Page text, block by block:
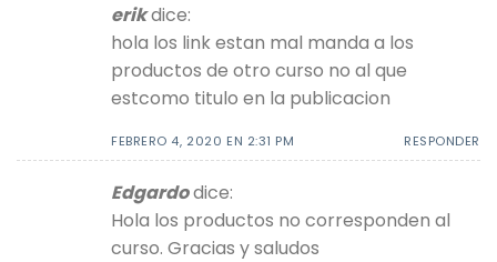
erikdice:
hola los link estan mal manda a los
productos de otro curso no al que
estcomo titulo en la publicacion
FEBRERO 4, 2020 EN 2:31 PM RESPONDER
Edgardodice:
Hola los productos no corresponden al
curso. Gracias y saludos